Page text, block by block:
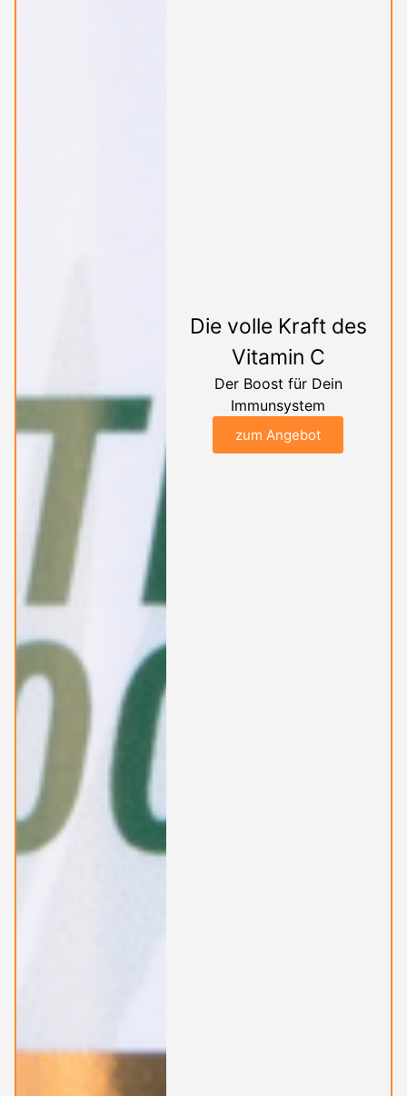
Die volle Kraft des
Vitamin C
Der Boost für Dein
Immunsystem
zum Angebot